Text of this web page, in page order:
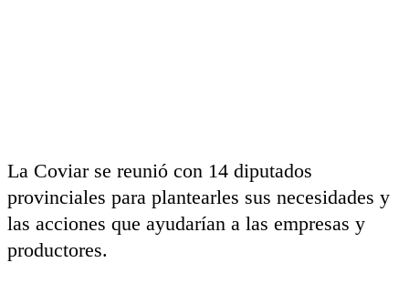
La Coviar se reunió con 14 diputados
provinciales para plantearles sus necesidades y
las acciones que ayudarían a las empresas y
productores.